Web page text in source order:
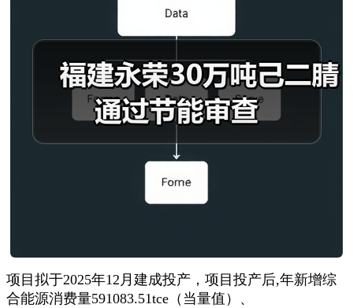
项目拟于2025年12月建成投产，项目投产后,年新增综
合能源消费量591083.51tce（当量值）、